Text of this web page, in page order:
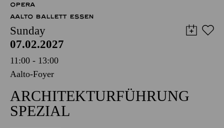
OPERA
AALTO BALLETT ESSEN
Sunday
07.02.2027
11:00 - 13:00
Aalto-Foyer
ARCHITEKTURFÜHRUNG
SPEZIAL